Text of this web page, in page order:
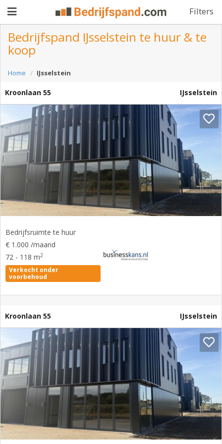
Filters
Pand
aanbieden
zoeken
Waarom
adverteren
Premium
adverteren
Blog
Registreren
Login
Bedrijfspand IJsselstein te huur & te
koop
Home IJsselstein
Kroonlaan 55 IJsselstein
Bedrijfsruimte te huur
€ 1.000 /maand
72 - 118 m2
Verkocht onder
voorbehoud
Kroonlaan 55 IJsselstein